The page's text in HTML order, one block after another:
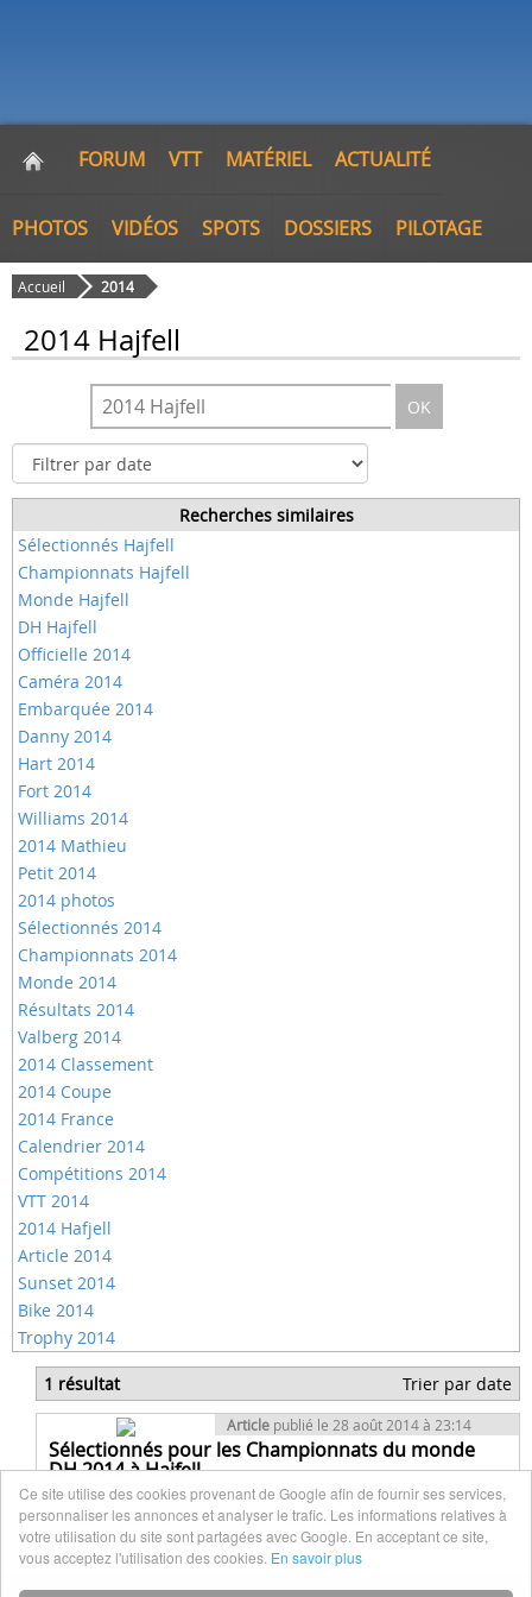
FORUM VTT MATÉRIEL ACTUALITÉ
PHOTOS VIDÉOS SPOTS DOSSIERS PILOTAGE
Accueil 2014
2014 Hajfell
OK
Recherches similaires
Sélectionnés Hajfell
Championnats Hajfell
Monde Hajfell
DH Hajfell
Officielle 2014
Caméra 2014
Embarquée 2014
Danny 2014
Hart 2014
Fort 2014
Williams 2014
2014 Mathieu
Petit 2014
2014 photos
Sélectionnés 2014
Championnats 2014
Monde 2014
Résultats 2014
Valberg 2014
2014 Classement
2014 Coupe
2014 France
Calendrier 2014
Compétitions 2014
VTT 2014
2014 Hafjell
Article 2014
Sunset 2014
Bike 2014
Trophy 2014
1 résultat Trier par date
Article publié le 28 août 2014 à 23:14
Sélectionnés pour les Championnats du monde
DH 2014 à Hajfell
Voici la liste des sélectionnés pour représenter le maillot
tricolore pour les Championnats du Monde à Hafjell en
Norvège, du 3 au 6 septembre 2014.
Ce site utilise des cookies provenant de Google afin de fournir ses services,
personnaliser les annonces et analyser le trafic. Les informations relatives à
votre utilisation du site sont partagées avec Google. En acceptant ce site,
vous acceptez l'utilisation des cookies. En savoir plus